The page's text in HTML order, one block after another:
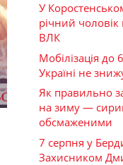
У
річний
ВЛК
Мобілізація до
Україні не
Як правильно
на зиму —
обсмаженими
7 серпня у
Захисником